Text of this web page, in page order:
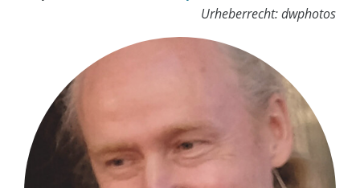
Urheberrecht: dwphotos